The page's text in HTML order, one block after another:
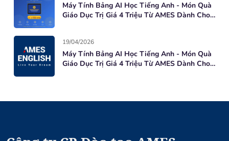
Máy Tính Bảng AI Học Tiếng Anh - Món Quà
Giáo Dục Trị Giá 4 Triệu Từ AMES Dành Cho
19/04/2026
Máy Tính Bảng AI Học Tiếng Anh - Món Quà
Giáo Dục Trị Giá 4 Triệu Từ AMES Dành Cho